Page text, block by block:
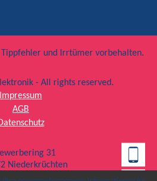
Tippfehler und Irrtümer vorbehalten.
- All rights reserved.
Impressum
AGB
31
Niederkrüchten
2163 577 355 – 0